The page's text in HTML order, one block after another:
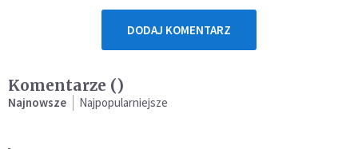
DODAJ KOMENTARZ
Komentarze ()
Najnowsze Najpopularniejsze